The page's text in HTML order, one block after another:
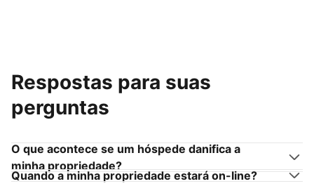
Respostas para suas
perguntas
O que acontece se um hóspede danifica a
minha propriedade?
Quando a minha propriedade estará on-line?